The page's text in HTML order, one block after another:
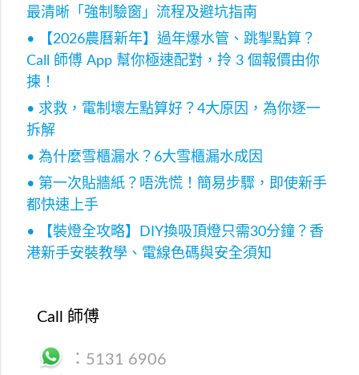
最清晰「強制驗窗」流程及避坑指南
• 【2026農曆新年】過年爆水管、跳掣點算？
Call 師傅 App 幫你極速配對，拎 3 個報價由你
揀！
• 求救，電制壞左點算好？4大原因，為你逐一
拆解
• 為什麼雪櫃漏水？6大雪櫃漏水成因
• 第一次貼牆紙？唔洗慌！簡易步驟，即使新手
都快速上手
• 【裝燈全攻略】DIY換吸頂燈只需30分鐘？香
港新手安裝教學、電線色碼與安全須知
Call 師傅
： 5131 6906